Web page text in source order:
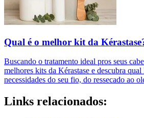
Qual é o melhor kit da
Buscando o tratamento ideal pros seus
melhores kits da Kérastase e descubra
necessidades do seu fio, do ressecado ao
Links relacionados: